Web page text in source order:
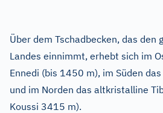
Über dem Tschadbecken, das den
Landes einnimmt, erhebt sich im
Ennedi (bis 1450 m), im Süden
und im Norden das altkristalline
Koussi 3415 m).